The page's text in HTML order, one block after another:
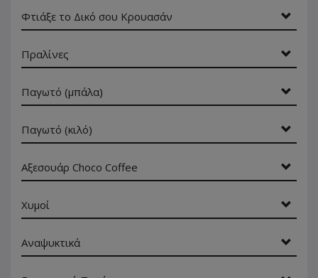
Φτιάξε το Δικό σου Κρουασάν
Πραλίνες
Παγωτό (μπάλα)
Παγωτό (κιλό)
Αξεσουάρ Choco Coffee
Χυμοί
Αναψυκτικά